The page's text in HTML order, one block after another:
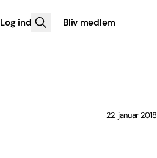
Log ind Bliv medlem
22. januar 2018